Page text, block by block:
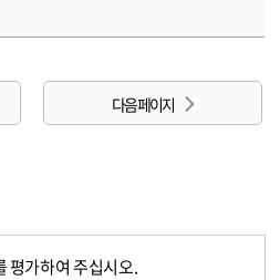
다음 페이지
평가하여 주십시오.